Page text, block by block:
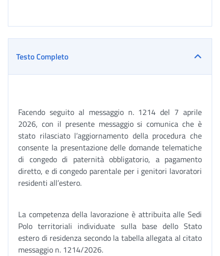
Testo Completo
Facendo seguito al messaggio n. 1214 del 7 aprile
2026, con il presente messaggio si comunica che è
stato rilasciato l’aggiornamento della procedura che
consente la presentazione delle domande telematiche
di congedo di paternità obbligatorio, a pagamento
diretto, e di congedo parentale per i genitori lavoratori
residenti all’estero.
La competenza della lavorazione è attribuita alle Sedi
Polo territoriali individuate sulla base dello Stato
estero di residenza secondo la tabella allegata al citato
messaggio n. 1214/2026.